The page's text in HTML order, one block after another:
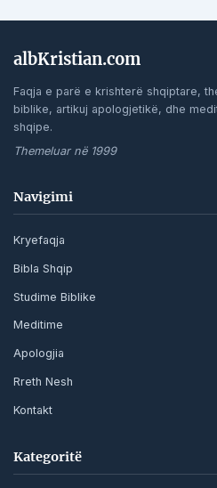
albKristian.com
Faqja e parë e krishterë shqiptare,
biblike, artikuj apologjetikë, dhe
shqipe.
Themeluar në 1999
Navigimi
Kryefaqja
Bibla Shqip
Studime Biblike
Meditime
Apologjia
Rreth Nesh
Kontakt
Kategoritë